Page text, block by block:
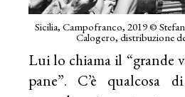
Sicilia, Campofranco, 2019 ©
Calogero, distribuzione
Lui lo chiama il “grande
pane”. C’è qualcosa